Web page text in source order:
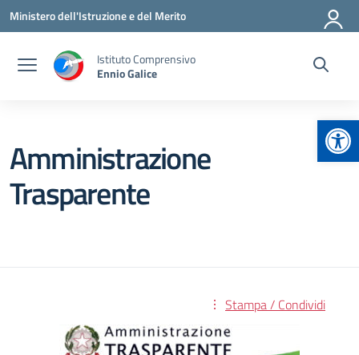
Vai ai contenuti
Vai al menu di navigazione
Vai al footer
Ministero dell'Istruzione e del Merito
Istituto Comprensivo
Ennio Galice
Amministrazione
Trasparente
Stampa / Condividi